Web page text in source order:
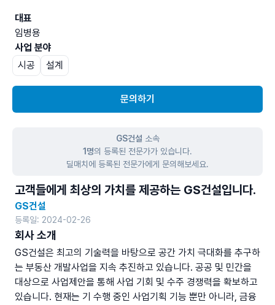
고객들에게 최상의 가치를 제공하는 GS건설입니다.
GS건설
등록일: 2024-02-26
회사 소개
GS건설은 최고의 기술력을 바탕으로 공간 가치 극대화를 추구하
는 부동산 개발사업을 지속 추진하고 있습니다. 공공 및 민간을
대상으로 사업제안을 통해 사업 기회 및 수주 경쟁력을 확보하고
있습니다. 현재는 기 수행 중인 사업기획 기능 뿐만 아니라, 금융
대표
임병용
사업 분야
시공
설계
문의하기
GS건설 소속
1명의 등록된 전문가가 있습니다.
딜매치에 등록된 전문가에게 문의해보세요.